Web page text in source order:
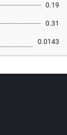
0.19
0.31
0.0143